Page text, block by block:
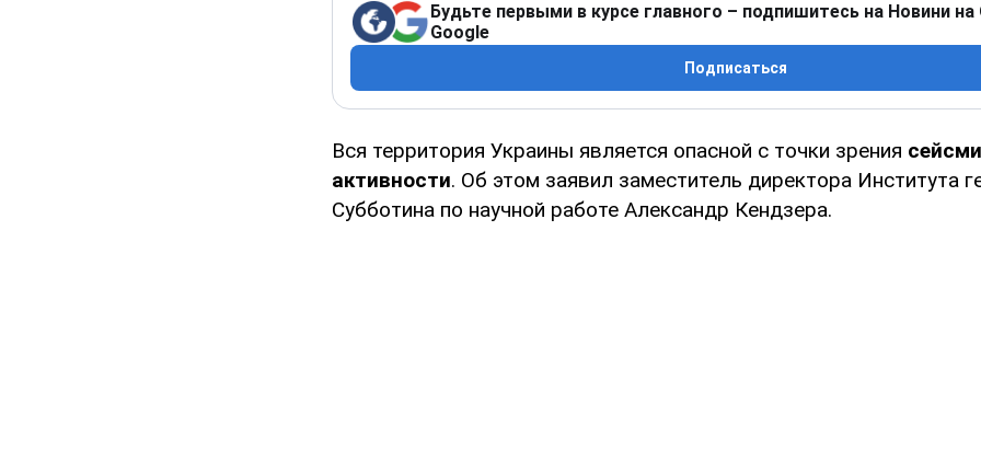
Будьте первыми в курсе главного – подпишитесь на Новини на
Google
Подписаться
Вся территория Украины является опасной с точки зрения
активности. Об этом заявил заместитель директора Института
Субботина по научной работе Александр Кендзера.